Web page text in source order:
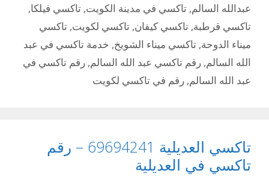
عبدالله السالم, تاكسي في مدينة الكويت, تاكسي فيلكا,
تاكسي قرطبة, تاكسي كيفان, تاكسي لكويت, تاكسي
ميناء الدوحة, تاكسي ميناء الشويخ, خدمة تاكسي في عبد
الله السالم, رقم تاكسي عبد الله السالم, رقم تاكسي في
عبد الله السالم, رقم في تاكسي لكويت
تاكسي العديلية 69694241 – رقم
تاكسي في العديلية